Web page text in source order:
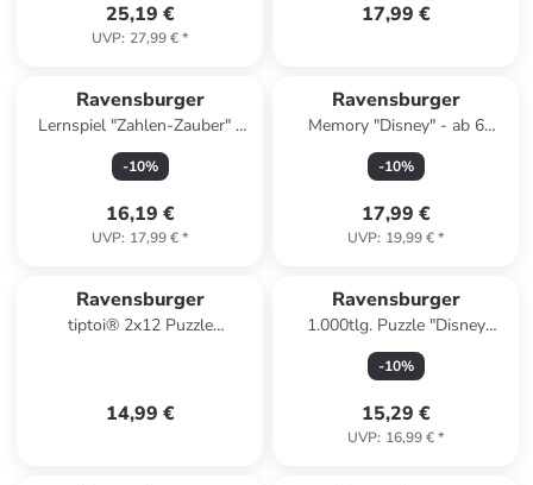
25,19 €
UVP: 27,99 €*
17,99 €
Ravensburger
Lernspiel "Zahlen-Zauber" -
ab 4 Jahren
-10%
16,19 €
UVP: 17,99 €*
Ravensburger
Memory "Disney" - ab 6
Jahren
-10%
17,99 €
UVP: 19,99 €*
Ravensburger
tiptoi® 2x12 Puzzle
14,99 €
Ravensburger
1.000tlg. Puzzle "Disney
Encanto" - ab 14 Jahren
-10%
15,29 €
UVP: 16,99 €*